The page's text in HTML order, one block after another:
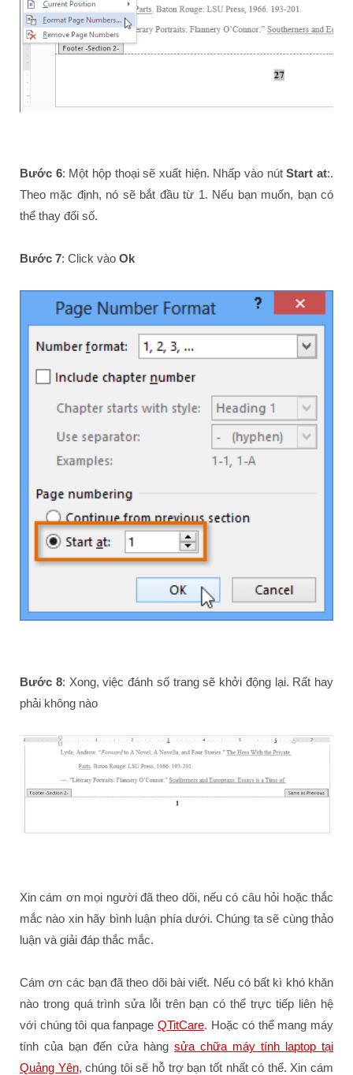
Bước 6: Một hộp thoại sẽ xuất hiện. Nhấp vào nútStart at:.
Theo mặc định, nó sẽ bắt đầu từ 1. Nếu bạn muốn, bạn có
thể thay đổi số.
Bước 7: Click vào Ok
Bước 8: Xong, việc đánh số trang sẽ khởi động lại. Rất hay
phải không nào
Xin cám ơn mọi người đã theo dõi, nếu có câu hỏi hoặc thắc
mắc nào xin hãy bình luận phía dưới. Chúng ta sẽ cùng thảo
luận và giải đáp thắc mắc.
Cám ơn các bạn đã theo dõi bài viết. Nếu có bất kì khó khăn
nào trong quá trình sửa lỗi trên bạn có thể trực tiếp liên hệ
với chúng tôi qua fanpage QTitCare. Hoặc có thể mang máy
tính của bạn đến cửa hàng sửa chữa máy tính laptop tại
Quảng Yên, chúng tôi sẽ hỗ trợ bạn tốt nhất có thể. Xin cám